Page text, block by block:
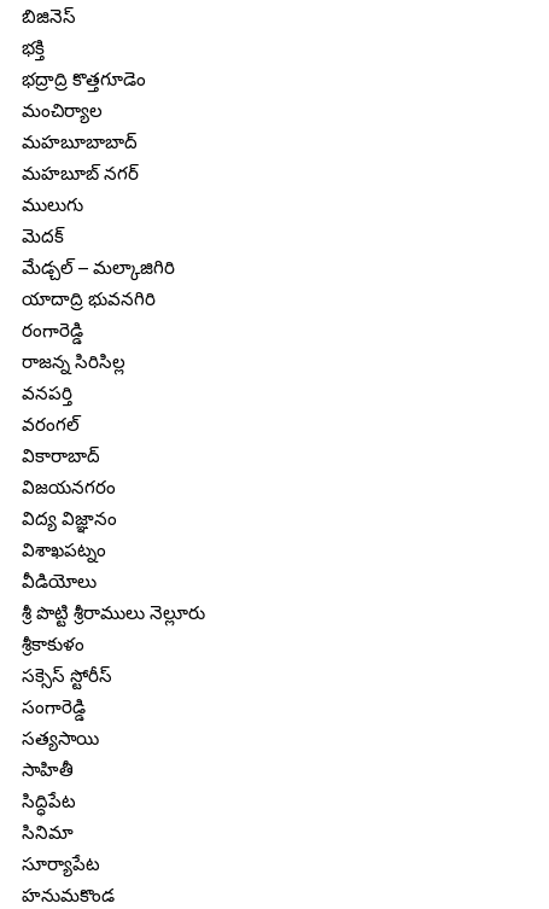
బిజినెస్
భక్తి
భద్రాద్రి కొత్తగూడెం
మంచిర్యాల
మహబూబాబాద్
మహబూబ్ నగర్
ములుగు
మెదక్
మేడ్చల్ – మల్కాజిగిరి
యాదాద్రి భువనగిరి
రంగారెడ్డి
రాజన్న సిరిసిల్ల
వనపర్తి
వరంగల్
వికారాబాద్
విజయనగరం
విద్య విజ్ఞానం
విశాఖపట్నం
వీడియోలు
శ్రీ పొట్టి శ్రీరాములు నెల్లూరు
శ్రీకాకుళం
సక్సెస్ స్టోరీస్
సంగారెడ్డి
సత్యసాయి
సాహితీ
సిద్ధిపేట
సినిమా
సూర్యాపేట
హనుమకొండ